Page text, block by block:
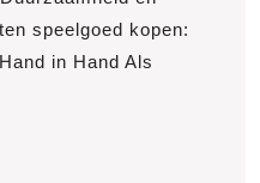
speelgoed kopen:
in Hand Als